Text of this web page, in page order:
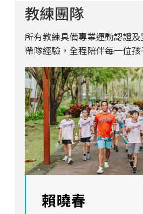
教練團隊
所有教練具備專業運動認證
帶隊經驗，全程陪伴每一位孩
賴曉春